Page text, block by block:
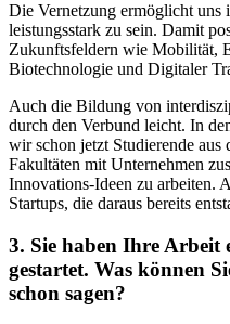
Die Vernetzung ermöglicht uns
leistungsstark zu sein. Damit
Zukunftsfeldern wie Mobilität,
Biotechnologie und Digitaler
Auch die Bildung von
durch den Verbund leicht. In
wir schon jetzt Studierende aus
Fakultäten mit Unternehmen
Innovations-Ideen zu arbeiten.
Startups, die daraus bereits
3. Sie haben Ihre Arbeit
gestartet. Was können
schon sagen?